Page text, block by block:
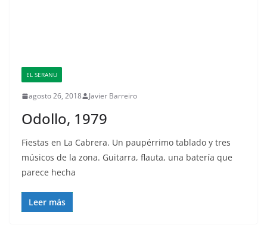
EL SERANU
agosto 26, 2018 Javier Barreiro
Odollo, 1979
Fiestas en La Cabrera. Un paupérrimo tablado y tres
músicos de la zona. Guitarra, flauta, una batería que
parece hecha
Leer más